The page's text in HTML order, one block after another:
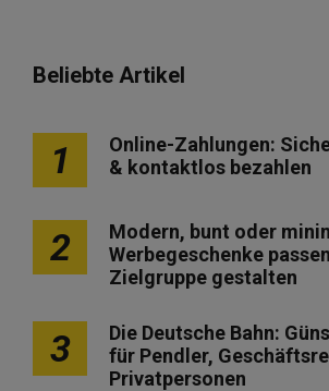
Beliebte Artikel
1
Online-Zahlungen:
& kontaktlos bezahlen
2
Modern, bunt oder
Werbegeschenke
Zielgruppe gestalten
3
Die Deutsche Bahn:
für Pendler,
Privatpersonen